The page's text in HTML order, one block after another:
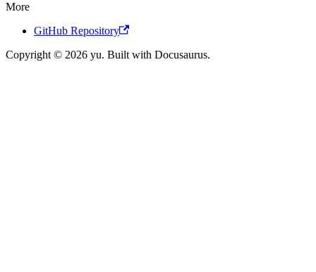
More
GitHub Repository
Copyright © 2026 yu. Built with Docusaurus.